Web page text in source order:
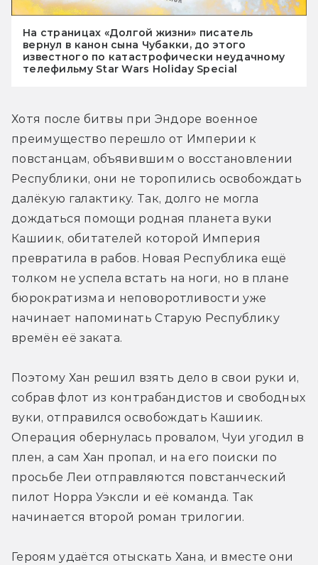
На страницах «Долгой жизни» писатель
вернул в канон сына Чубакки, до этого
известного по катастрофически неудачному
телефильму Star Wars Holiday Special
Хотя после битвы при Эндоре военное
преимущество перешло от Империи к
повстанцам, объявившим о восстановлении
Республики, они не торопились освобождать
далёкую галактику. Так, долго не могла
дождаться помощи родная планета вуки
Кашиик, обитателей которой Империя
превратила в рабов. Новая Республика ещё
толком не успела встать на ноги, но в плане
бюрократизма и неповоротливости уже
начинает напоминать Старую Республику
времён её заката.
Поэтому Хан решил взять дело в свои руки и,
собрав флот из контрабандистов и свободных
вуки, отправился освобождать Кашиик.
Операция обернулась провалом, Чуи угодил в
плен, а сам Хан пропал, и на его поиски по
просьбе Леи отправляются повстанческий
пилот Норра Уэксли и её команда. Так
начинается второй роман трилогии.
Героям удаётся отыскать Хана, и вместе они